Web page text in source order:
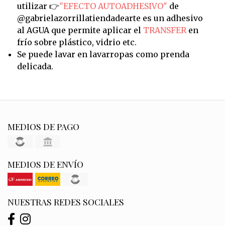
utilizar 👉"EFECTO AUTOADHESIVO" de
@gabrielazorrillatiendadearte es un adhesivo
al AGUA que permite aplicar el TRANSFERen
frío sobre plástico, vidrio etc.
Se puede lavar en lavarropas como prenda
delicada.
MEDIOS DE PAGO
MEDIOS DE ENVÍO
NUESTRAS REDES SOCIALES